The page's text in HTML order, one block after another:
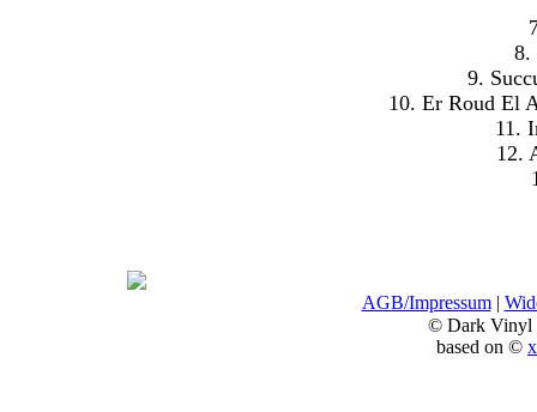
8.
9.
10. Er Roud El
11.
12.
AGB/Impressum|
© Dark Vinyl
based on ©